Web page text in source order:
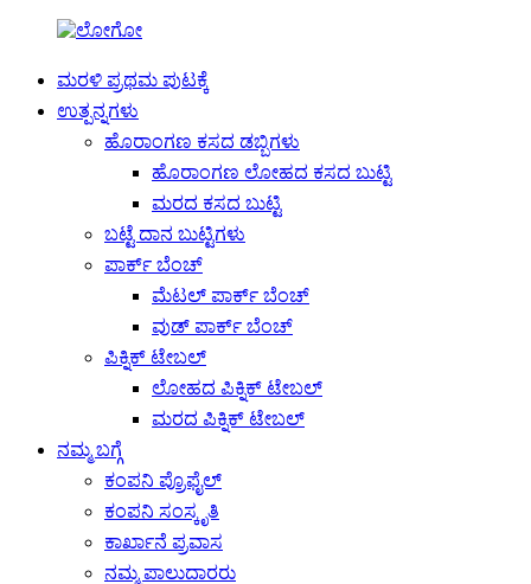
ಮರಳಿ ಪ್ರಥಮ ಪುಟಕ್ಕೆ
ಉತ್ಪನ್ನಗಳು
ಹೊರಾಂಗಣ ಕಸದ ಡಬ್ಬಿಗಳು
ಹೊರಾಂಗಣ ಲೋಹದ ಕಸದ ಬುಟ್ಟಿ
ಮರದ ಕಸದ ಬುಟ್ಟಿ
ಬಟ್ಟೆ ದಾನ ಬುಟ್ಟಿಗಳು
ಪಾರ್ಕ್ ಬೆಂಚ್
ಮೆಟಲ್ ಪಾರ್ಕ್ ಬೆಂಚ್
ವುಡ್ ಪಾರ್ಕ್ ಬೆಂಚ್
ಪಿಕ್ನಿಕ್ ಟೇಬಲ್
ಲೋಹದ ಪಿಕ್ನಿಕ್ ಟೇಬಲ್
ಮರದ ಪಿಕ್ನಿಕ್ ಟೇಬಲ್
ನಮ್ಮ ಬಗ್ಗೆ
ಕಂಪನಿ ಪ್ರೊಫೈಲ್
ಕಂಪನಿ ಸಂಸ್ಕೃತಿ
ಕಾರ್ಖಾನೆ ಪ್ರವಾಸ
ನಮ್ಮ ಪಾಲುದಾರರು